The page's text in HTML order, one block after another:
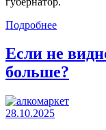
Подробнее
Если не
больше?
28.10.2025